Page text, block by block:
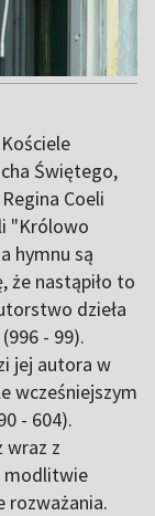
Świętego,
Coeli
"Królowo
hymnu są
że nastąpiło to
dzieła
- 99).
jej autora w
wcześniejszym
- 604).
wraz z
modlitwie
rozważania.